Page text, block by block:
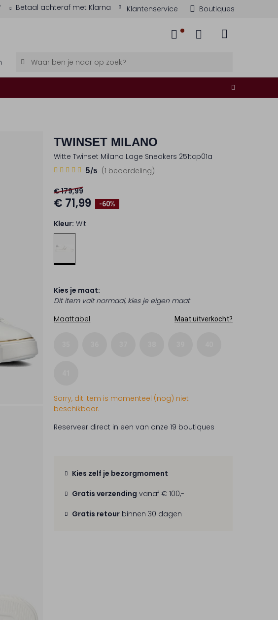
Betaal achteraf met Klarna Klantenservice Boutiques
TWINSET MILANO
Witte Twinset Milano Lage Sneakers 251tcp01a
(1 beoordeling)
5/5
1
5
Sterren
-60%
€ 179,99
€ 71,99
Kleur: Wit
Kies je maat:
Dit item valt normaal, kies je eigen maat
Maattabel
Maat uitverkocht?
Sorry, dit item is momenteel (nog) niet
beschikbaar.
Reserveer direct in een van onze 19 boutiques
Kies zelf je bezorgmoment
Gratis verzending vanaf € 100,-
Gratis retour binnen 30 dagen